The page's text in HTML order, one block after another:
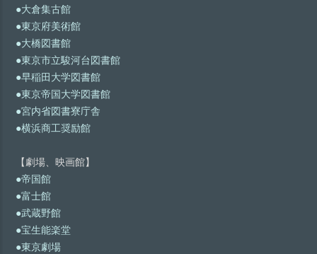
●大倉集古館
●東京府美術館
●大橋図書館
●東京市立駿河台図書館
●早稲田大学図書館
●東京帝国大学図書館
●宮内省図書寮庁舎
●横浜商工奨励館
【劇場、映画館】
●帝国館
●富士館
●武蔵野館
●宝生能楽堂
●東京劇場